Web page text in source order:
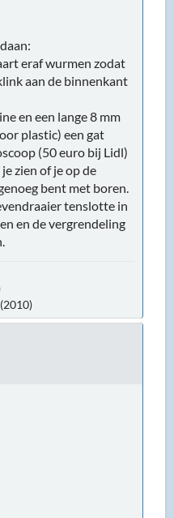
eraf wurmen zodat
aan de binnenkant
en een lange 8 mm
plastic) een gat
(50 euro bij Lidl)
zien of je op de
bent met boren.
tenslotte in
en de vergrendeling